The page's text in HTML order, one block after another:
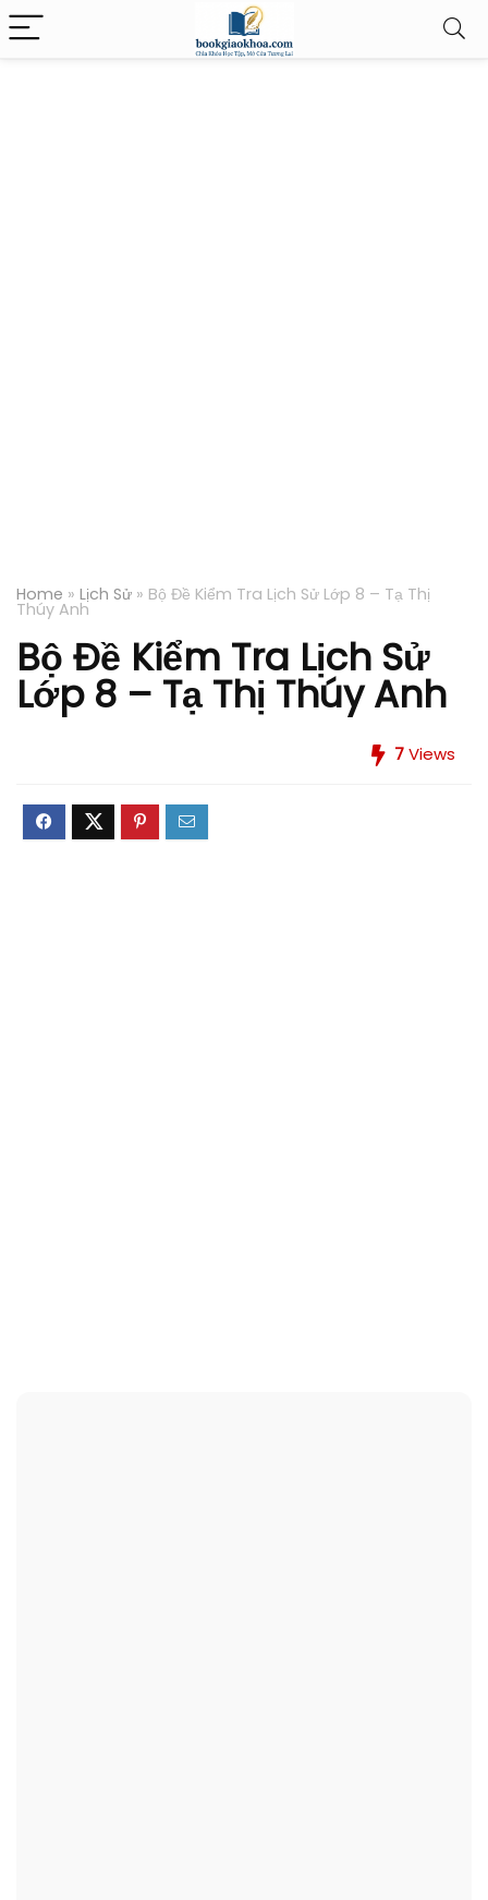
Home » Lịch Sử » Bộ Đề Kiểm Tra Lịch Sử Lớp 8 – Tạ Thị
Thúy Anh
Bộ Đề Kiểm Tra Lịch Sử
Lớp 8 – Tạ Thị Thúy Anh
7Views